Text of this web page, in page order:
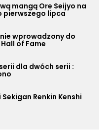
mangą Ore Seijyo na
pierwszego lipca
wprowadzony do
of Fame
dla dwóch serii :
Renkin Kenshi